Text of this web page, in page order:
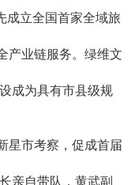
成立全国首家全域旅
产业链服务。绿维文
成为具有市县级规
星市考察，促成首届
亲自带队，黄武副